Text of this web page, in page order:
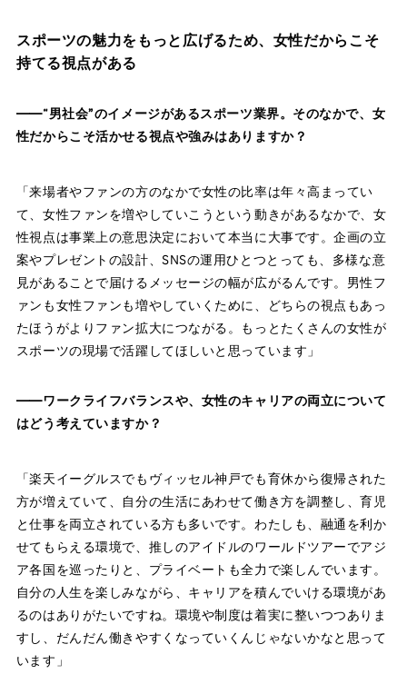
スポーツの魅力をもっと広げるため、女性だからこそ
持てる視点がある
——“男社会”のイメージがあるスポーツ業界。そのなかで、女
性だからこそ活かせる視点や強みはありますか？
「来場者やファンの方のなかで女性の比率は年々高まってい
て、女性ファンを増やしていこうという動きがあるなかで、女
性視点は事業上の意思決定において本当に大事です。企画の立
案やプレゼントの設計、SNSの運用ひとつとっても、多様な意
見があることで届けるメッセージの幅が広がるんです。男性フ
ァンも女性ファンも増やしていくために、どちらの視点もあっ
たほうがよりファン拡大につながる。もっとたくさんの女性が
スポーツの現場で活躍してほしいと思っています」
——ワークライフバランスや、女性のキャリアの両立について
はどう考えていますか？
「楽天イーグルスでもヴィッセル神戸でも育休から復帰された
方が増えていて、自分の生活にあわせて働き方を調整し、育児
と仕事を両立されている方も多いです。わたしも、融通を利か
せてもらえる環境で、推しのアイドルのワールドツアーでアジ
ア各国を巡ったりと、プライベートも全力で楽しんでいます。
自分の人生を楽しみながら、キャリアを積んでいける環境があ
るのはありがたいですね。環境や制度は着実に整いつつありま
すし、だんだん働きやすくなっていくんじゃないかなと思って
います」